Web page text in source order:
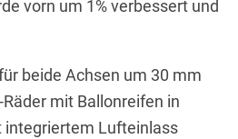
vorn um 1% verbessert und
beide Achsen um 30 mm
mit Ballonreifen in
integriertem Lufteinlass